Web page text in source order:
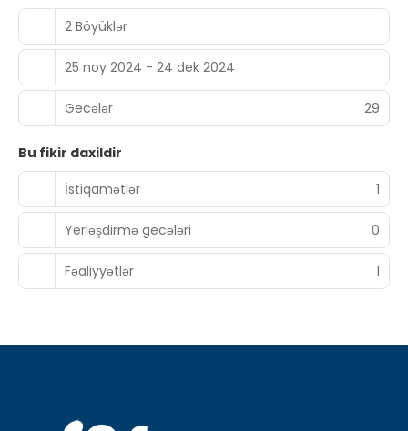
2 Böyüklər
25 noy 2024 - 24 dek 2024
Gecələr 29
Bu fikir daxildir
İstiqamətlər
1
Yerləşdirmə gecələri 0
Fəaliyyətlər 1